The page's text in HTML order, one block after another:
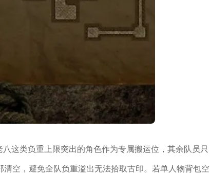
这类负重上限突出的角色作为专属搬运位，其余队员只
空，避免全队负重溢出无法拾取古印。若单人物背包空